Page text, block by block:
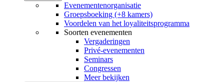
Evenementenorganisatie
Groepsboeking (+8 kamers)
Voordelen van het loyaliteitsprogramma
Soorten evenementen
Vergaderingen
Privé-evenementen
Seminars
Congressen
Meer bekijken